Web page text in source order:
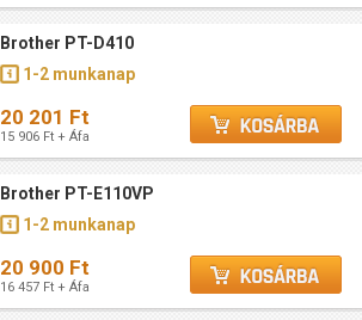
Brother PT-D410
1-2 munkanap
20 201 Ft
15 906 Ft + Áfa
Brother PT-E110VP
1-2 munkanap
20 900 Ft
16 457 Ft + Áfa